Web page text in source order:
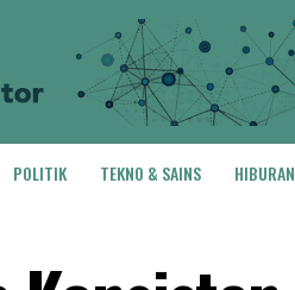
POLITIK TEKNO & SAINS HIBURAN